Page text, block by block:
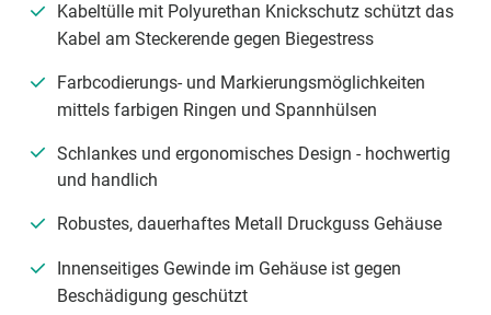
Kabeltülle mit Polyurethan Knickschutz schützt das
Kabel am Steckerende gegen Biegestress
Farbcodierungs- und Markierungsmöglichkeiten
mittels farbigen Ringen und Spannhülsen
Schlankes und ergonomisches Design - hochwertig
und handlich
Robustes, dauerhaftes Metall Druckguss Gehäuse
Innenseitiges Gewinde im Gehäuse ist gegen
Beschädigung geschützt